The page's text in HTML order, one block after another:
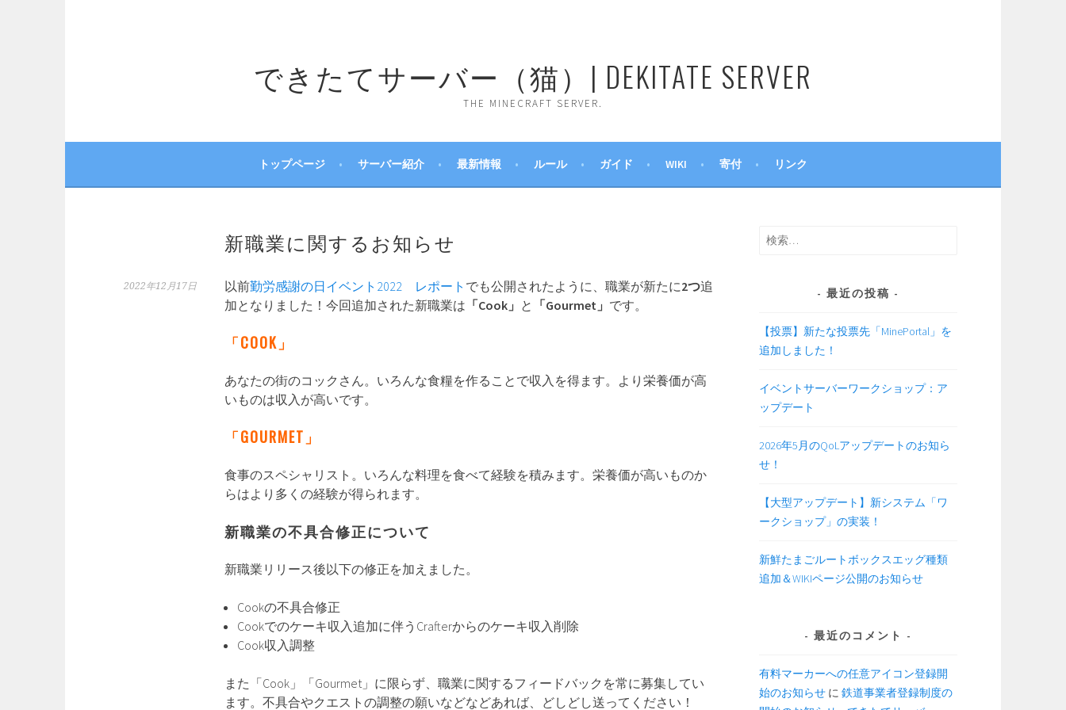
キ
できたてサーバー（猫）| DEKITATE SERVER
THE MINECRAFT SERVER.
トップページ サーバー紹介 最新情報 ルール ガイド WIKI 寄付 リンク
新職業に関するお知らせ
2022年12月17日 以前勤労感謝の日イベント2022 レポート でも公開されたように、職業が新たに2つ追
加となりました！今回追加された新職業は 「Cook」 と 「Gourmet」 です。
「COOK」
あなたの街のコックさん。いろんな食糧を作ることで収入を得ます。より栄養価が高
いものは収入が高いです。
「GOURMET」
食事のスペシャリスト。いろんな料理を食べて経験を積みます。栄養価が高いものか
らはより多くの経験が得られます。
新職業の不具合修正について
新職業リリース後以下の修正を加えました。
Cookの不具合修正
Cookでのケーキ収入追加に伴うCrafterからのケーキ収入削除
Cook収入調整
また「Cook」「Gourmet」に限らず、職業に関するフィードバックを常に募集してい
ます。不具合やクエストの調整の願いなどなどあれば、どしどし送ってください！
検
最近の投稿
【投票】新たな投票先「MinePortal」を
追加しました！
イベントサーバーワークショップ：ア
ップデート
2026年5月のQoLアップデートのお知ら
せ！
【大型アップデート】新システム「ワ
ークショップ」の実装！
新鮮たまごルートボックスエッグ種類
追加＆WIKIページ公開のお知らせ
最近のコメント
有料マーカーへの任意アイコン登録開
始のお知らせ に 鉄道事業者登録制度の